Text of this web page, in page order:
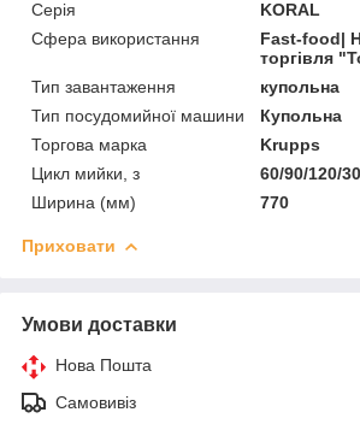
Серія
KORAL
Сфера використання
Fast-food|
торгівля
Тип завантаження
купольна
Тип посудомийної машини
Купольна
Торгова марка
Krupps
Цикл мийки, з
60/90/120/
Ширина (мм)
770
Приховати
Умови доставки
Нова Пошта
Самовивіз